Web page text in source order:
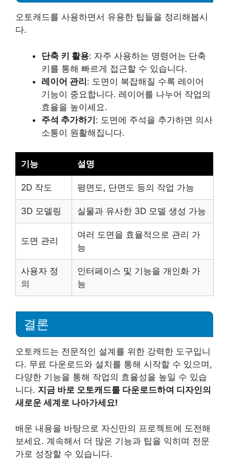
오토캐드를 사용하면서 유용한 팁들을 정리해봅시
다.
단축 키 활용: 자주 사용하는 명령어는 단축
키를 통해 빠르게 접근할 수 있습니다.
레이어 관리: 도면이 복잡해질 수록 레이어
기능이 중요합니다. 레이어를 나누어 작업의
효율을 높이세요.
주석 추가하기: 도면에 주석을 추가하면 의사
소통이 원활해집니다.
기능 설명
2D 작도 평면도, 단면도 등의 작업 가능
3D 모델링 실물과 유사한 3D 모델 생성 가능
도면 관리
여러 도면을 효율적으로 관리 가
능
사용자 정
의
인터페이스 및 기능을 개인화 가
능
결론
오토캐드는 전문적인 설계를 위한 강력한 도구입니
다. 무료 다운로드와 설치를 통해 시작할 수 있으며,
다양한 기능을 통해 작업의 효율성을 높일 수 있습
니다. 지금 바로 오토캐드를 다운로드하여 디자인의
새로운 세계로 나아가세요!
배운 내용을 바탕으로 자신만의 프로젝트에 도전해
보세요. 계속해서 더 많은 기능과 팁을 익히며 전문
가로 성장할 수 있습니다.